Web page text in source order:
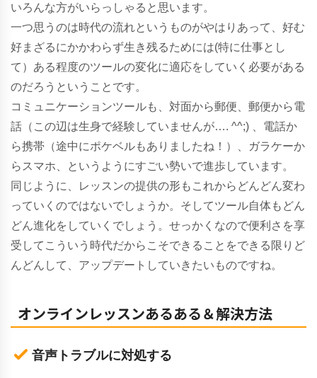
いろんな方がいらっしゃると思います。
一つ思うのは時代の流れというものがやはりあって、好む
好まざるにかかわらず生き残るためには(特に仕事とし
て）ある程度のツールの変化に適応をしていく必要がある
のだろうということです。
コミュニケーションツールも、対面から郵便、郵便から電
話（この辺は生身で経験していませんが…. ^^;) 、電話か
ら携帯（途中にポケベルもありましたね！）、ガラケーか
らスマホ、というようにすごい勢いで進歩しています。
同じように、レッスンの提供の形もこれからどんどん変わ
っていくのではないでしょうか。そしてツール自体もどん
どん進化をしていくでしょう。せっかくなので便利さを享
受してこういう時代だからこそできることをできる限りど
んどんして、アップデートしていきたいものですね。
オンラインレッスンあるある＆解決方法
音声トラブルに対処する